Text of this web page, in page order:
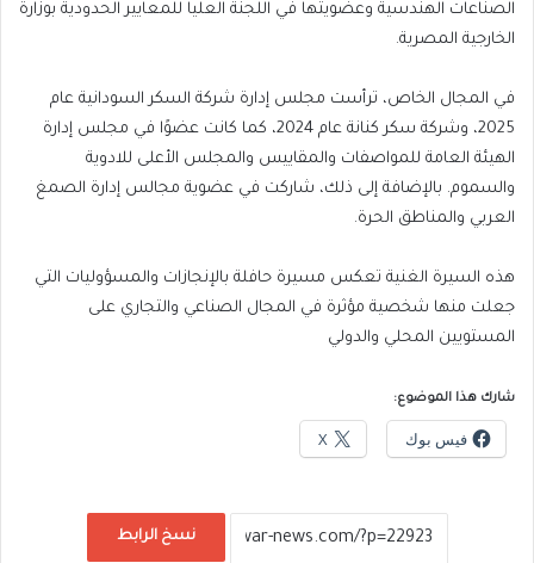
الصناعات الهندسية وعضويتها في اللجنة العليا للمعايير الحدودية بوزارة
الخارجية المصرية.
في المجال الخاص، ترأست مجلس إدارة شركة السكر السودانية عام
2025، وشركة سكر كنانة عام 2024، كما كانت عضوًا في مجلس إدارة
الهيئة العامة للمواصفات والمقاييس والمجلس الأعلى للادوية
والسموم. بالإضافة إلى ذلك، شاركت في عضوية مجالس إدارة الصمغ
العربي والمناطق الحرة.
هذه السيرة الغنية تعكس مسيرة حافلة بالإنجازات والمسؤوليات التي
جعلت منها شخصية مؤثرة في المجال الصناعي والتجاري على
المستويين المحلي والدولي
شارك هذا الموضوع:
فيس بوك X
نسخ الرابط